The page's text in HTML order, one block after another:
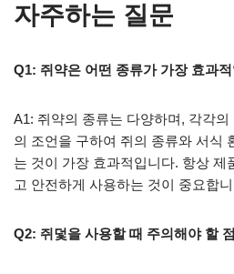
자주하는 질문
Q1: 쥐약은 어떤 종류가 가장 효과
A1: 쥐약의 종류는 다양하며, 각각
의 조언을 구하여 쥐의 종류와 서식
는 것이 가장 효과적입니다. 항상 제
고 안전하게 사용하는 것이 중요합
Q2: 쥐덫을 사용할 때 주의해야 할